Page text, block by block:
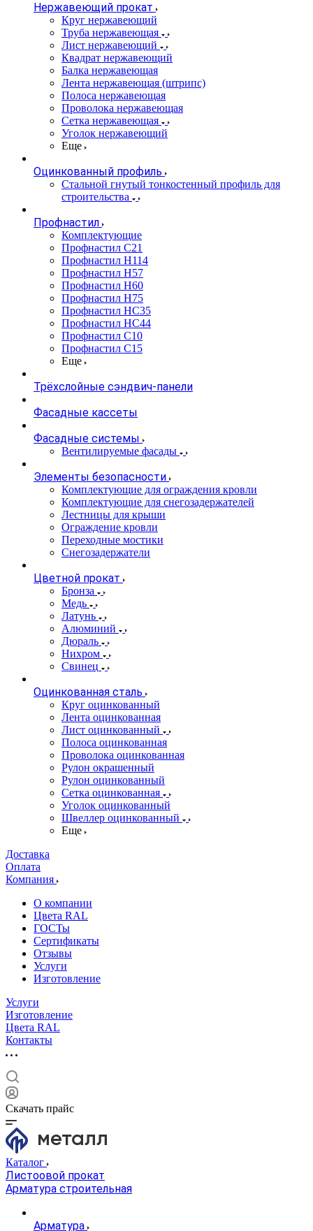
Нержавеющий прокат
Круг нержавеющий
Труба нержавеющая
Лист нержавеющий
Квадрат нержавеющий
Балка нержавеющая
Лента нержавеющая (штрипс)
Полоса нержавеющая
Проволока нержавеющая
Сетка нержавеющая
Уголок нержавеющий
Еще
Оцинкованный профиль
Стальной гнутый тонкостенный профиль для
строительства
Профнастил
Комплектующие
Профнастил C21
Профнастил Н114
Профнастил Н57
Профнастил Н60
Профнастил Н75
Профнастил НС35
Профнастил НС44
Профнастил С10
Профнастил С15
Еще
Трёхслойные сэндвич-панели
Фасадные кассеты
Фасадные системы
Вентилируемые фасады
Элементы безопасности
Комплектующие для ограждения кровли
Комплектующие для снегозадержателей
Лестницы для крыши
Ограждение кровли
Переходные мостики
Снегозадержатели
Цветной прокат
Бронза
Медь
Латунь
Алюминий
Дюраль
Нихром
Свинец
Оцинкованная сталь
Круг оцинкованный
Лента оцинкованная
Лист оцинкованный
Полоса оцинкованная
Проволока оцинкованная
Рулон окрашенный
Рулон оцинкованный
Сетка оцинкованная
Уголок оцинкованный
Швеллер оцинкованный
Еще
Доставка
Оплата
Компания
О компании
Цвета RAL
ГОСТы
Сертификаты
Отзывы
Услуги
Изготовление
Услуги
Изготовление
Цвета RAL
Контакты
Скачать прайс
Каталог
Листоовой прокат
Арматура строительная
Арматура